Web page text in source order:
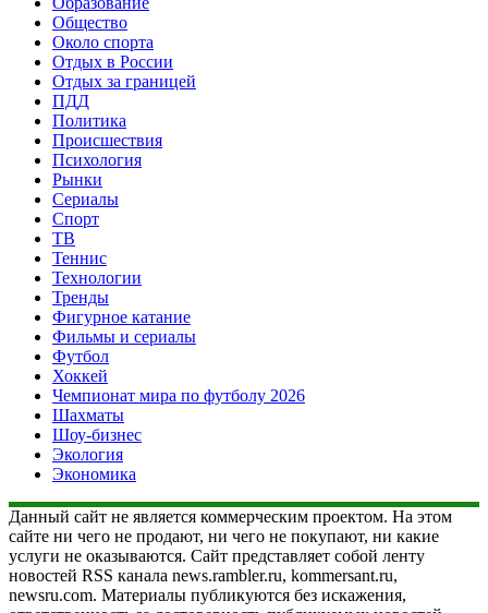
Общество
Около спорта
Отдых в России
Отдых за границей
ПДД
Политика
Происшествия
Психология
Рынки
Сериалы
Спорт
ТВ
Теннис
Технологии
Тренды
Фигурное катание
Фильмы и сериалы
Футбол
Хоккей
Чемпионат мира по футболу 2026
Шахматы
Шоу-бизнес
Экология
Экономика
Данный сайт не является коммерческим проектом. На этом
сайте ни чего не продают, ни чего не покупают, ни какие
услуги не оказываются. Сайт представляет собой ленту
новостей RSS канала news.rambler.ru, kommersant.ru,
newsru.com. Материалы публикуются без искажения,